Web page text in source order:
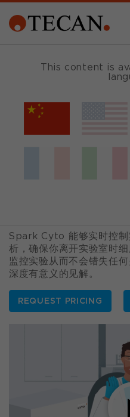
This content is
Spark
像与行业领先的检测技术
Spark Cyto 能够实时控制
析，确保你离开实验室时
监控实验从而不会错失任
深度有意义的见解。
REQUEST PRICING